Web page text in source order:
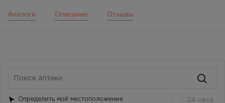
Аналоги Описание Отзывы
Определить моё местоположение 24 часа